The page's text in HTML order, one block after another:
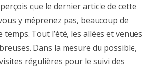
–
les
découvertes
de
Doriane
:
septembre,
Back
to
School
que le dernier article de cette
y méprenez pas, beaucoup de
Tout l’été, les allées et venues
Dans la mesure du possible,
régulières pour le suivi des